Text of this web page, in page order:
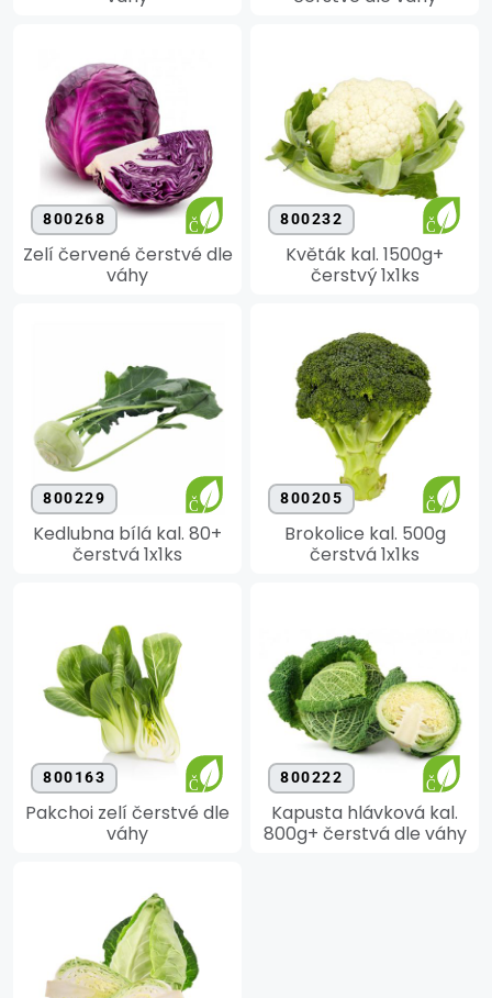
800268
Zelí červené čerstvé dle
váhy
800232
Květák kal. 1500g+
čerstvý 1x1ks
800229
Kedlubna bílá kal. 80+
čerstvá 1x1ks
800205
Brokolice kal. 500g
čerstvá 1x1ks
800163
Pakchoi zelí čerstvé dle
váhy
800222
Kapusta hlávková kal.
800g+ čerstvá dle váhy